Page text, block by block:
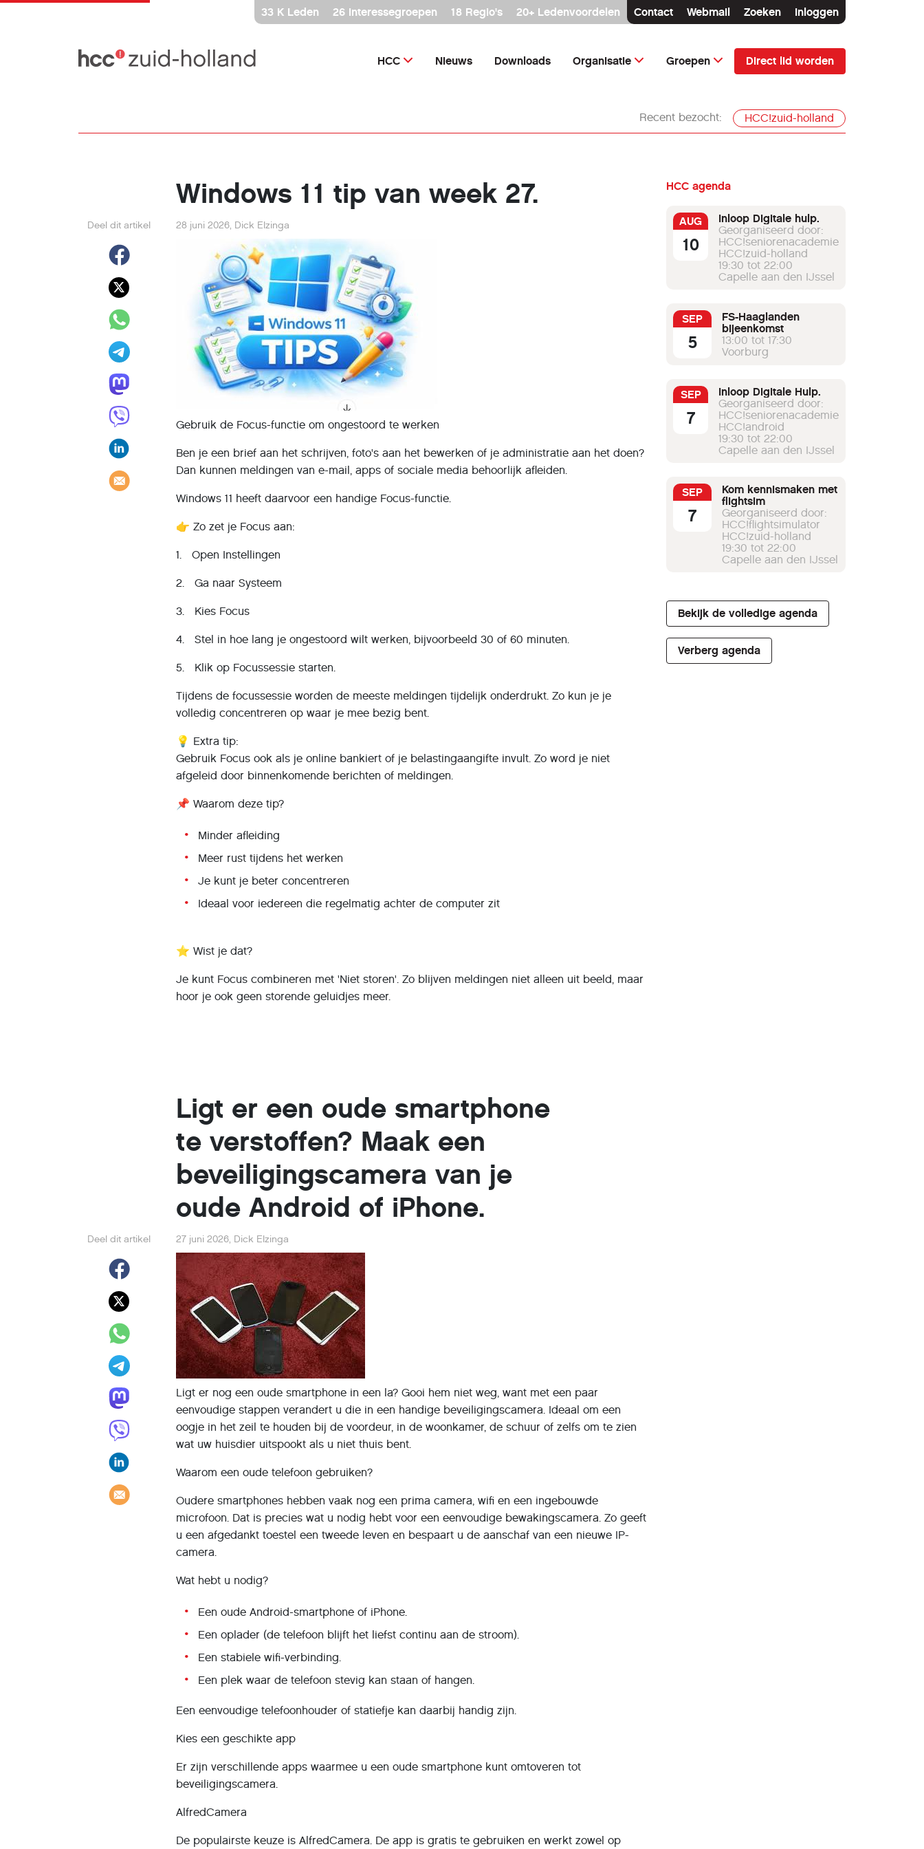
inhoud
33 K Leden 26 interessegroepen 18 Regio's 20+ Ledenvoordelen Contact Webmail Zoeken Inloggen
HCC Nieuws Downloads Organisatie Groepen Direct lid worden
Recent bezocht: HCC!zuid-holland
Windows 11 tip van week 27.
Deel dit artikel 28 juni 2026, Dick Elzinga
Gebruik de Focus-functie om ongestoord te werken
Ben je een brief aan het schrijven, foto's aan het bewerken of je administratie aan het doen?
Dan kunnen meldingen van e-mail, apps of sociale media behoorlijk afleiden.
Windows 11 heeft daarvoor een handige Focus-functie.
👉 Zo zet je Focus aan:
1. Open Instellingen
2. Ga naar Systeem
3. Kies Focus
4. Stel in hoe lang je ongestoord wilt werken, bijvoorbeeld 30 of 60 minuten.
5. Klik op Focussessie starten.
Tijdens de focussessie worden de meeste meldingen tijdelijk onderdrukt. Zo kun je je
volledig concentreren op waar je mee bezig bent.
💡 Extra tip:
Gebruik Focus ook als je online bankiert of je belastingaangifte invult. Zo word je niet
afgeleid door binnenkomende berichten of meldingen.
📌 Waarom deze tip?
Minder afleiding
Meer rust tijdens het werken
Je kunt je beter concentreren
Ideaal voor iedereen die regelmatig achter de computer zit
⭐ Wist je dat?
Je kunt Focus combineren met 'Niet storen'. Zo blijven meldingen niet alleen uit beeld, maar
hoor je ook geen storende geluidjes meer.
Ligt er een oude smartphone
te verstoffen? Maak een
beveiligingscamera van je
oude Android of iPhone.
Deel dit artikel 27 juni 2026, Dick Elzinga
Ligt er nog een oude smartphone in een la? Gooi hem niet weg, want met een paar
eenvoudige stappen verandert u die in een handige beveiligingscamera. Ideaal om een
oogje in het zeil te houden bij de voordeur, in de woonkamer, de schuur of zelfs om te zien
wat uw huisdier uitspookt als u niet thuis bent.
Waarom een oude telefoon gebruiken?
Oudere smartphones hebben vaak nog een prima camera, wifi en een ingebouwde
microfoon. Dat is precies wat u nodig hebt voor een eenvoudige bewakingscamera. Zo geeft
u een afgedankt toestel een tweede leven en bespaart u de aanschaf van een nieuwe IP-
camera.
Wat hebt u nodig?
Een oude Android-smartphone of iPhone.
Een oplader (de telefoon blijft het liefst continu aan de stroom).
Een stabiele wifi-verbinding.
Een plek waar de telefoon stevig kan staan of hangen.
Een eenvoudige telefoonhouder of statiefje kan daarbij handig zijn.
Kies een geschikte app
Er zijn verschillende apps waarmee u een oude smartphone kunt omtoveren tot
beveiligingscamera.
AlfredCamera
De populairste keuze is AlfredCamera. De app is gratis te gebruiken en werkt zowel op
HCC agenda
AUG
10
Inloop Digitale hulp.
Georganiseerd door:
HCC!seniorenacademie
HCC!zuid-holland
19:30 tot 22:00
Capelle aan den IJssel
SEP
5
FS-Haaglanden
bijeenkomst
13:00 tot 17:30
Voorburg
SEP
7
Inloop Digitale Hulp.
Georganiseerd door:
HCC!seniorenacademie
HCC!android
19:30 tot 22:00
Capelle aan den IJssel
SEP
7
Kom kennismaken met
flightsim
Georganiseerd door:
HCC!flightsimulator
HCC!zuid-holland
19:30 tot 22:00
Capelle aan den IJssel
Bekijk de volledige agenda
Verberg agenda